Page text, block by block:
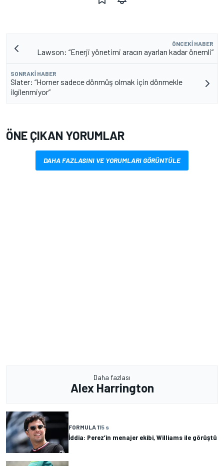
ÖNCEKI HABER
Lawson: “Enerji yönetimi aracın ayarları kadar önemli”
SONRAKI HABER
Slater: “Horner sadece dönmüş olmak için dönmekle
ilgilenmiyor”
ÖNE ÇIKAN YORUMLAR
DAHA FAZLASINI VE YORUMLARI GÖRÜNTÜLE
Daha fazlası
Alex Harrington
FORMULA 115 s
İddia: Perez’in menajer ekibi, Williams ile görüştü